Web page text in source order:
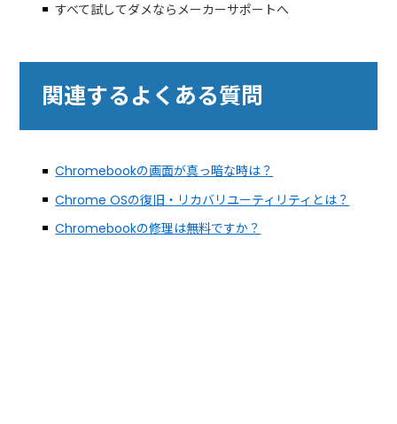
すべて試してダメならメーカーサポートへ
関連するよくある質問
Chromebookの画面が真っ暗な時は？
Chrome OSの復旧・リカバリユーティリティとは？
Chromebookの修理は無料ですか？